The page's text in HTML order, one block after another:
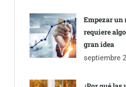
Empezar un
requiere
gran idea
septiembre